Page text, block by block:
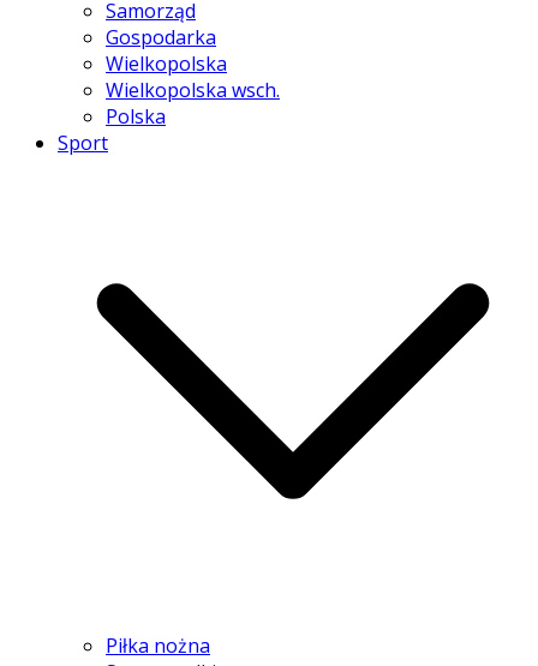
Samorząd
Gospodarka
Wielkopolska
Wielkopolska wsch.
Polska
Sport
Piłka nożna